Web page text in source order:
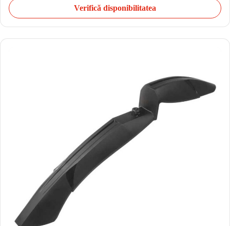
Verifică disponibilitatea